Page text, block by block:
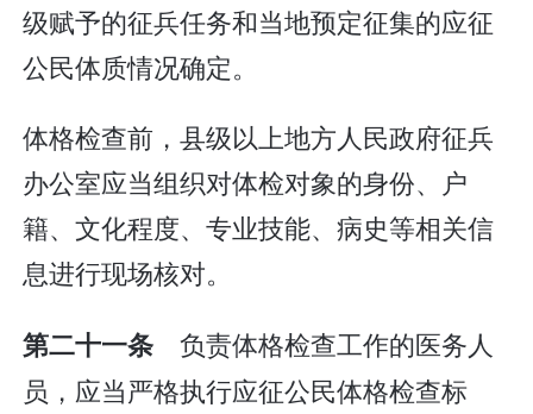
级赋予的征兵任务和当地预定征集的应征
公民体质情况确定。
体格检查前，县级以上地方人民政府征兵
办公室应当组织对体检对象的身份、户
籍、文化程度、专业技能、病史等相关信
息进行现场核对。
第二十一条 负责体格检查工作的医务人
员，应当严格执行应征公民体格检查标